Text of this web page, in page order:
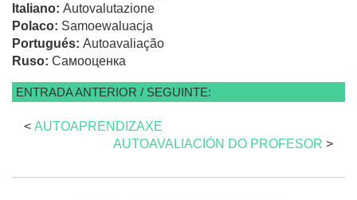
Italiano: Autovalutazione
Polaco: Samoewaluacja
Portugués: Autoavaliação
Ruso: Самооценка
ENTRADA ANTERIOR / SEGUINTE:
< AUTOAPRENDIZAXE
AUTOAVALIACIÓN DO PROFESOR >